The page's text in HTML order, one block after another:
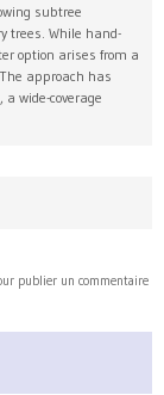
subtree
trees. While hand-
option arises from a
approach has
wide-coverage
publier un commentaire